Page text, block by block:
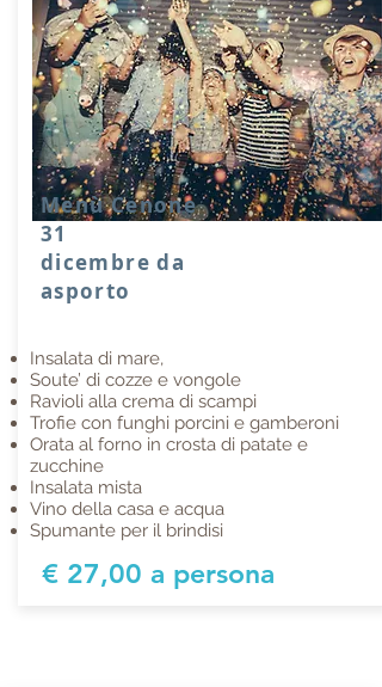
Menù Cenone
31
dicembreda
asporto
Insalata di mare,
Soute’ di cozze e vongole
Ravioli alla crema di scampi
Trofie con funghi porcini e gamberoni
Orata al forno in crosta di patate e
zucchine
Insalata mista
Vino della casa e acqua
Spumante per il brindisi
€ 27,00 a persona